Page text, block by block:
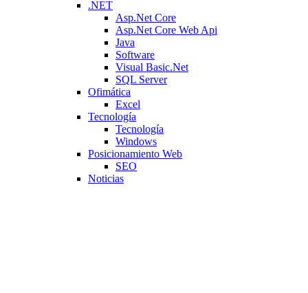
.NET
Asp.Net Core
Asp.Net Core Web Api
Java
Software
Visual Basic.Net
SQL Server
Ofimática
Excel
Tecnología
Tecnología
Windows
Posicionamiento Web
SEO
Noticias